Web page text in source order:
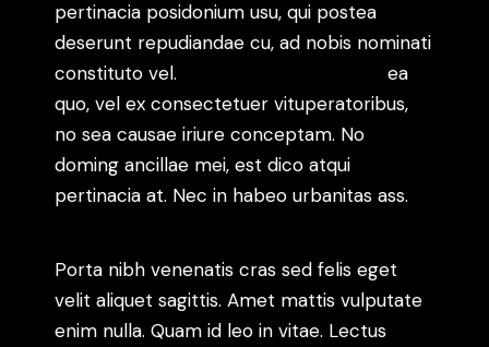
pertinacia posidonium usu, qui postea
deserunt repudiandae cu, ad nobis nominati
constituto vel.
ea
quo, vel ex consectetuer vituperatoribus,
no sea causae iriure conceptam. No
doming ancillae mei, est dico atqui
pertinacia at. Nec in habeo urbanitas ass.
Porta nibh venenatis cras sed felis eget
velit aliquet sagittis. Amet mattis vulputate
enim nulla. Quam id leo in vitae. Lectus